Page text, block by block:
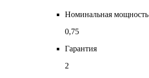
Номинальная мощность
0,75
Гарантия
2